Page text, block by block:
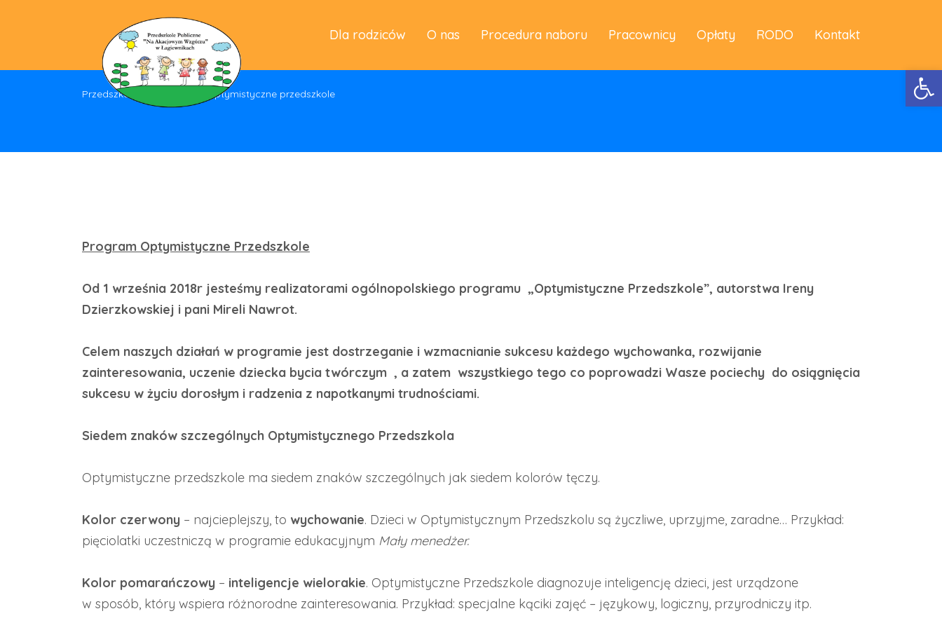
Dla rodziców O nas Procedura naboru Pracownicy Opłaty RODO Kontakt
Przedszkole Łagiewniki Optymistyczne przedszkole
Program Optymistyczne Przedszkole
Od 1 września 2018r jesteśmy realizatorami ogólnopolskiego programu „Optymistyczne Przedszkole”, autorstwa Ireny
Dzierzkowskiej i pani Mireli Nawrot.
Celem naszych działań w programie jest dostrzeganie i wzmacnianie sukcesu każdego wychowanka, rozwijanie
zainteresowania, uczenie dziecka bycia twórczym , a zatem wszystkiego tego co poprowadzi Wasze pociechy do osiągnięcia
sukcesu w życiu dorosłym i radzenia z napotkanymi trudnościami.
Siedem znaków szczególnych Optymistycznego Przedszkola
Optymistyczne przedszkole ma siedem znaków szczególnych jak siedem kolorów tęczy.
Kolor czerwony – najcieplejszy, to wychowanie. Dzieci w Optymistycznym Przedszkolu są życzliwe, uprzyjme, zaradne… Przykład:
pięciolatki uczestniczą w programie edukacyjnym Mały menedżer.
Kolor pomarańczowy – inteligencje wielorakie. Optymistyczne Przedszkole diagnozuje inteligencję dzieci, jest urządzone
w sposób, który wspiera różnorodne zainteresowania. Przykład: specjalne kąciki zajęć – językowy, logiczny, przyrodniczy itp.